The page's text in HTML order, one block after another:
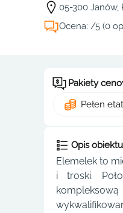
05-300 Janów,
Ocena: /5 (0
Pakiety
Pełen
Opis obiektu
Elemelek to
i troski.